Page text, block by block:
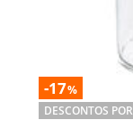
-17%
DESCONTOS